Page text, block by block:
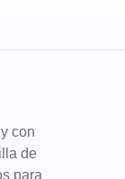
con
de
para